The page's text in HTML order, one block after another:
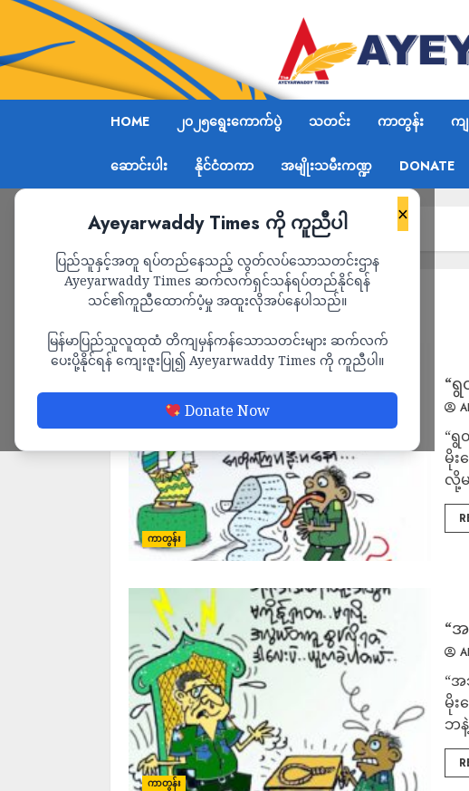
HOME ၂၀၂၅ရွေးကောက်ပွဲ သတင်း ကာတွန်း ကျ
ဆောင်းပါး နိုင်ငံတကာ အမျိုးသမီးကဏ္ဍ DONATE
×
Ayeyarwaddy Times ကို ကူညီပါ
ပြည်သူနှင့်အတူ ရပ်တည်နေသည့် လွတ်လပ်သောသတင်းဌာန
Ayeyarwaddy Times ဆက်လက်ရှင်သန်ရပ်တည်နိုင်ရန်
သင်၏ကူညီထောက်ပံ့မှု အထူးလိုအပ်နေပါသည်။
မြန်မာပြည်သူလူထုထံ တိကျမှန်ကန်သောသတင်းများ ဆက်လက်
ပေးပို့နိုင်ရန် ကျေးဇူးပြု၍ Ayeyarwaddy Times ကို ကူညီပါ။
Donate Now
Home ကာတွန်း Page 3
ကာတွန်း
ကာတွန်း
“
“ရွ
မိုး
လို့
ကာတွန်း
“
“
မိုး
ဘ